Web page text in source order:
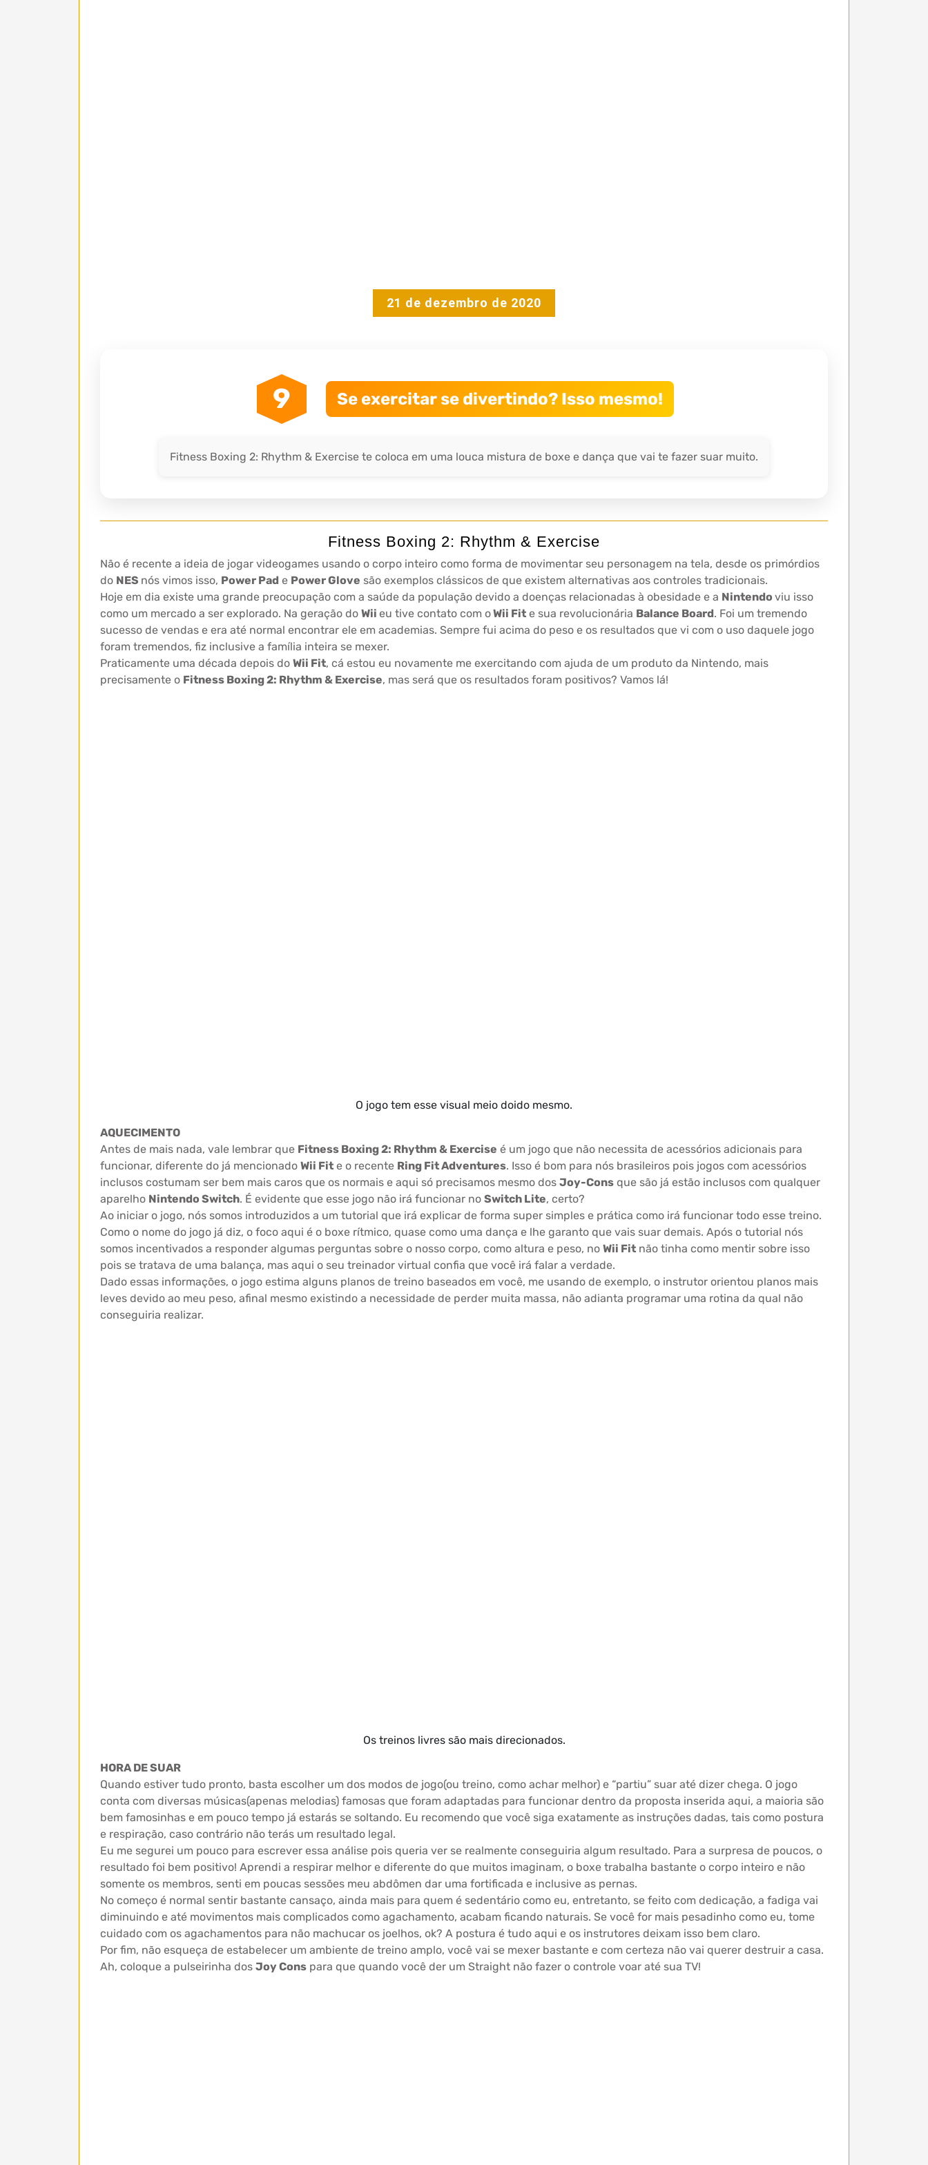
21 de dezembro de 2020
9 Se exercitar se divertindo? Isso mesmo!
Fitness Boxing 2: Rhythm & Exercise te coloca em uma louca mistura de boxe e dança que vai te fazer suar muito.
Fitness Boxing 2: Rhythm & Exercise
Não é recente a ideia de jogar videogames usando o corpo inteiro como forma de movimentar seu personagem na tela, desde os primórdios
do NES nós vimos isso, Power Pad e Power Glove são exemplos clássicos de que existem alternativas aos controles tradicionais.
Hoje em dia existe uma grande preocupação com a saúde da população devido a doenças relacionadas à obesidade e a Nintendo viu isso
como um mercado a ser explorado. Na geração do Wii eu tive contato com oWii Fit e sua revolucionária Balance Board. Foi um tremendo
sucesso de vendas e era até normal encontrar ele em academias. Sempre fui acima do peso e os resultados que vi com o uso daquele jogo
foram tremendos, fiz inclusive a família inteira se mexer.
Praticamente uma década depois do Wii Fit, cá estou eu novamente me exercitando com ajuda de um produto da Nintendo, mais
precisamente o Fitness Boxing 2: Rhythm & Exercise, mas será que os resultados foram positivos? Vamos lá!
O jogo tem esse visual meio doido mesmo.
AQUECIMENTO
Antes de mais nada, vale lembrar que Fitness Boxing 2: Rhythm & Exercise é um jogo que não necessita de acessórios adicionais para
funcionar, diferente do já mencionado Wii Fit e o recente Ring Fit Adventures. Isso é bom para nós brasileiros pois jogos com acessórios
inclusos costumam ser bem mais caros que os normais e aqui só precisamos mesmo dos Joy-Cons que são já estão inclusos com qualquer
aparelho Nintendo Switch. É evidente que esse jogo não irá funcionar no Switch Lite, certo?
Ao iniciar o jogo, nós somos introduzidos a um tutorial que irá explicar de forma super simples e prática como irá funcionar todo esse treino.
Como o nome do jogo já diz, o foco aqui é o boxe rítmico, quase como uma dança e lhe garanto que vais suar demais. Após o tutorial nós
somos incentivados a responder algumas perguntas sobre o nosso corpo, como altura e peso, no Wii Fit não tinha como mentir sobre isso
pois se tratava de uma balança, mas aqui o seu treinador virtual confia que você irá falar a verdade.
Dado essas informações, o jogo estima alguns planos de treino baseados em você, me usando de exemplo, o instrutor orientou planos mais
leves devido ao meu peso, afinal mesmo existindo a necessidade de perder muita massa, não adianta programar uma rotina da qual não
conseguiria realizar.
Os treinos livres são mais direcionados.
HORA DE SUAR
Quando estiver tudo pronto, basta escolher um dos modos de jogo(ou treino, como achar melhor) e “partiu” suar até dizer chega. O jogo
conta com diversas músicas(apenas melodias) famosas que foram adaptadas para funcionar dentro da proposta inserida aqui, a maioria são
bem famosinhas e em pouco tempo já estarás se soltando. Eu recomendo que você siga exatamente as instruções dadas, tais como postura
e respiração, caso contrário não terás um resultado legal.
Eu me segurei um pouco para escrever essa análise pois queria ver se realmente conseguiria algum resultado. Para a surpresa de poucos, o
resultado foi bem positivo! Aprendi a respirar melhor e diferente do que muitos imaginam, o boxe trabalha bastante o corpo inteiro e não
somente os membros, senti em poucas sessões meu abdômen dar uma fortificada e inclusive as pernas.
No começo é normal sentir bastante cansaço, ainda mais para quem é sedentário como eu, entretanto, se feito com dedicação, a fadiga vai
diminuindo e até movimentos mais complicados como agachamento, acabam ficando naturais. Se você for mais pesadinho como eu, tome
cuidado com os agachamentos para não machucar os joelhos, ok? A postura é tudo aqui e os instrutores deixam isso bem claro.
Por fim, não esqueça de estabelecer um ambiente de treino amplo, você vai se mexer bastante e com certeza não vai querer destruir a casa.
Ah, coloque a pulseirinha dos Joy Cons para que quando você der um Straight não fazer o controle voar até sua TV!